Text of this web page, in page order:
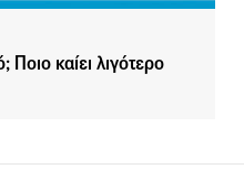
Ποιο καίει λιγότερο